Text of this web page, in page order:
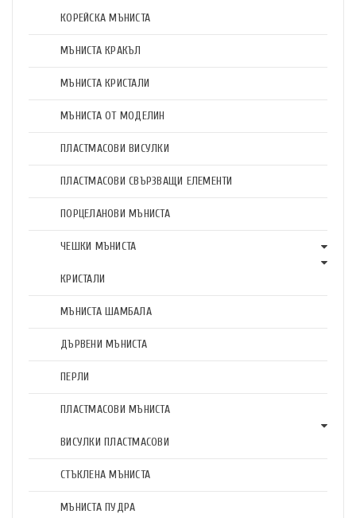
КОРЕЙСКА МЪНИСТА
МЪНИСТА КРАКЪЛ
МЪНИСТА КРИСТАЛИ
МЪНИСТА ОТ МОДЕЛИН
ПЛАСТМАСОВИ ВИСУЛКИ
ПЛАСТМАСОВИ СВЪРЗВАЩИ ЕЛЕМЕНТИ
ПОРЦЕЛАНОВИ МЪНИСТА
ЧЕШКИ МЪНИСТА
КРИСТАЛИ
МЪНИСТА ШАМБАЛА
ДЪРВЕНИ МЪНИСТА
ПЕРЛИ
ПЛАСТМАСОВИ МЪНИСТА
ВИСУЛКИ ПЛАСТМАСОВИ
СТЪКЛЕНА МЪНИСТА
МЪНИСТА ПУДРА